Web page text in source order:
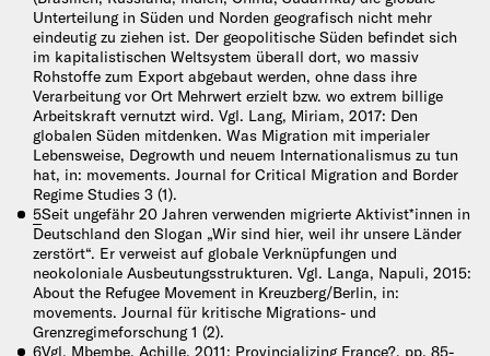
Unterteilung in Süden und Norden geografisch nicht mehr
eindeutig zu ziehen ist. Der geopolitische Süden befindet sich
im kapitalistischen Weltsystem überall dort, wo massiv
Rohstoffe zum Export abgebaut werden, ohne dass ihre
Verarbeitung vor Ort Mehrwert erzielt bzw. wo extrem billige
Arbeitskraft vernutzt wird. Vgl. Lang, Miriam, 2017: Den
globalen Süden mitdenken. Was Migration mit imperialer
Lebensweise, Degrowth und neuem Internationalismus zu tun
hat, in: movements. Journal for Critical Migration and Border
Regime Studies 3 (1).
5Seit ungefähr 20 Jahren verwenden migrierte Aktivist*innen in
Deutschland den Slogan „Wir sind hier, weil ihr unsere Länder
zerstört“. Er verweist auf globale Verknüpfungen und
neokoloniale Ausbeutungsstrukturen. Vgl. Langa, Napuli, 2015:
About the Refugee Movement in Kreuzberg/Berlin, in:
movements. Journal für kritische Migrations- und
Grenzregimeforschung 1 (2).
6Vgl. Mbembe, Achille, 2011: Provincializing France?, pp. 85-